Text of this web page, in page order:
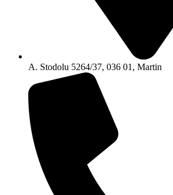
A. Stodolu 5264/37, 036 01, Martin